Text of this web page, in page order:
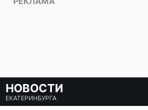
НОВОСТИ
ЕКАТЕРИНБУРГА